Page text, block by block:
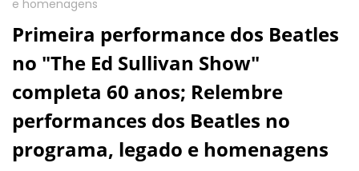
e homenagens
Primeira performance dos Beatles
no "The Ed Sullivan Show"
completa 60 anos; Relembre
performances dos Beatles no
programa, legado e homenagens